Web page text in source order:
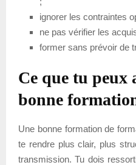
ignorer les contraintes
ne pas vérifier les
former sans prévoir de
Ce que tu peux
bonne
Une bonne formation de
te rendre plus clair, plus
transmission. Tu dois